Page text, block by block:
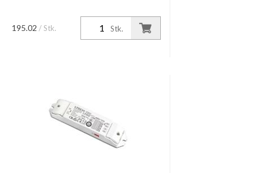
Stk.
195.02 / Stk.